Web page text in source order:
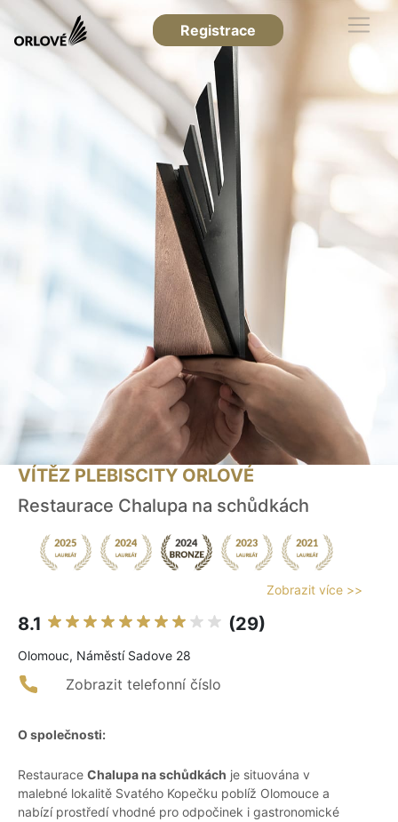
Registrace
VÍTĚZ PLEBISCITY ORLOVÉ
Restaurace Chalupa na schůdkách
Zobrazit více >>
8.1 (29)
Olomouc, Náměstí Sadove 28
Zobrazit telefonní číslo
O společnosti:
Restaurace Chalupa na schůdkách je situována v
malebné lokalitě Svatého Kopečku poblíž Olomouce a
nabízí prostředí vhodné pro odpočinek i gastronomické